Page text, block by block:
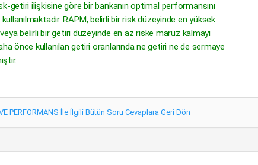
getiri ilişkisine göre bir bankanın optimal performansını
RAPM, belirli bir risk düzeyinde en yüksek
belirli bir getiri düzeyinde en az riske maruz kalmayı
önce kullanılan getiri oranlarında ne getiri ne de sermaye
PERFORMANS İle İlgili Bütün Soru Cevaplara Geri Dön